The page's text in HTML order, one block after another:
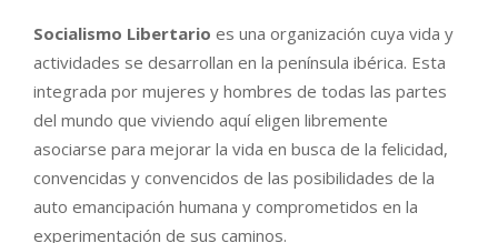
Socialismo Libertario es una organización cuya vida y
actividades se desarrollan en la península ibérica. Esta
integrada por mujeres y hombres de todas las partes
del mundo que viviendo aquí eligen libremente
asociarse para mejorar la vida en busca de la felicidad,
convencidas y convencidos de las posibilidades de la
auto emancipación humana y comprometidos en la
experimentación de sus caminos.